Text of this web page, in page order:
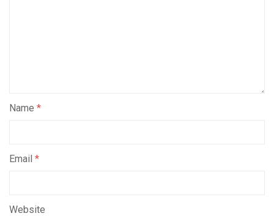
Name *
Email *
Website